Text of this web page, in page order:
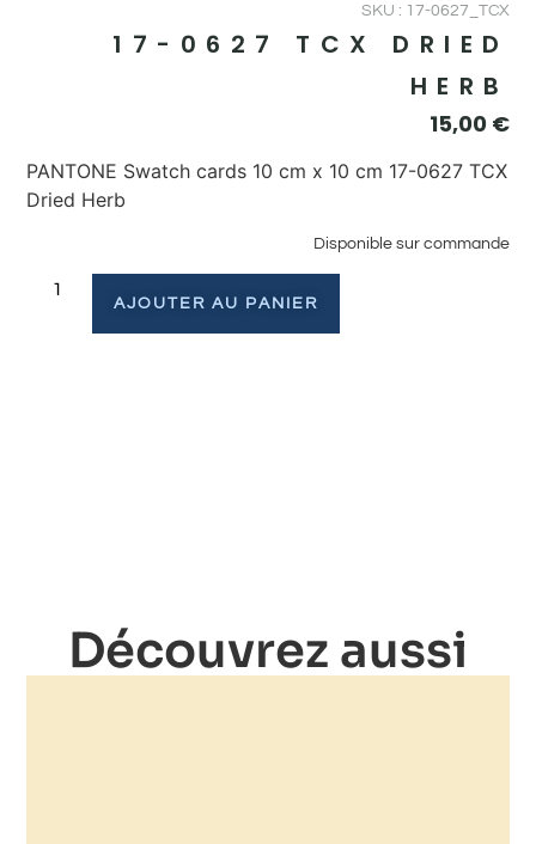
SKU : 17-0627_TCX
17-0627 TCX DRIED
HERB
15,00 €
PANTONE Swatch cards 10 cm x 10 cm 17-0627 TCX
Dried Herb
Disponible sur commande
AJOUTER AU PANIER
Découvrez aussi